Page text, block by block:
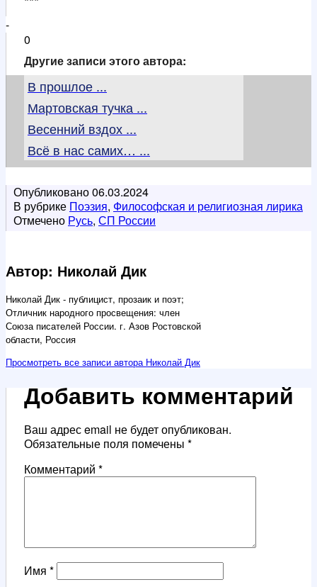
-
0
Другие записи этого автора:
В прошлое ...
Мартовская тучка ...
Весенний вздох ...
Всё в нас самих… ...
Опубликовано06.03.2024
В рубрике Поэзия, Философская и религиозная лирика
Отмечено Русь, СП России
Автор: Николай Дик
Николай Дик - публицист, прозаик и поэт;
Отличник народного просвещения: член
Союза писателей России. г. Азов Ростовской
области, Россия
Просмотреть все записи автора Николай Дик
Добавить комментарий
Ваш адрес email не будет опубликован.
Обязательные поля помечены *
Комментарий *
Имя *